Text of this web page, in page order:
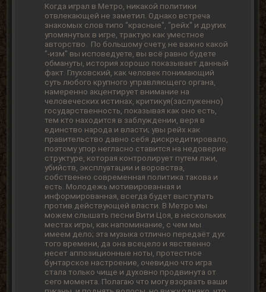
Когда играл в Метро, никакой политики
отвлекающей не заметил. Однако встреча
знакомых слов типо "красные", "рейх" и других
упомянутых в игре, трактую как уместное
авторство. По большому счету, не важно какой
"-изм" вы исповедуете, вы всё равно будете
обмануты, история хорошо показывает данный
факт. Глуховский, как человек понимающий
суть любого крупного управляющего органа,
намеренно акцентирует внимание на
человеческих истинах, критикуя(заслуженно)
государственность, показывая как оно есть,
тем кто находится в заблуждении, веря в
единство народа и власти; увы рейх как
правительство давно себя дискредитировало,
поэтому упор негласно ставится на недоверие
структуре, которая контролирует путем лжи,
убийств, эксплуатации и воровства,
собственно современная политика такова и
есть. Молодежь мотивированная и
информированная, всегда будет выступать
против действующей власти. В Метро мы
можем слышать песни Вити Цоя, в нескольких
местах игры, как напоминание, с чем мы
имеем дело; эта музыка отлично передаёт дух
того времени, да она всецело и явственно
несет аппозиционные ноты, протестное
бунтарское настроение, очевидно что игра
стала только чище и духовно продвинута от
сего момента. Полагаю что могу взорвать ваши